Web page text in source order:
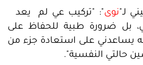
لـ" نوى ": "تركيب عي لم يعد
بل ضرورة طبية للحفاظ على
يساعدني على استعادة جزء من
حالتي النفسية".